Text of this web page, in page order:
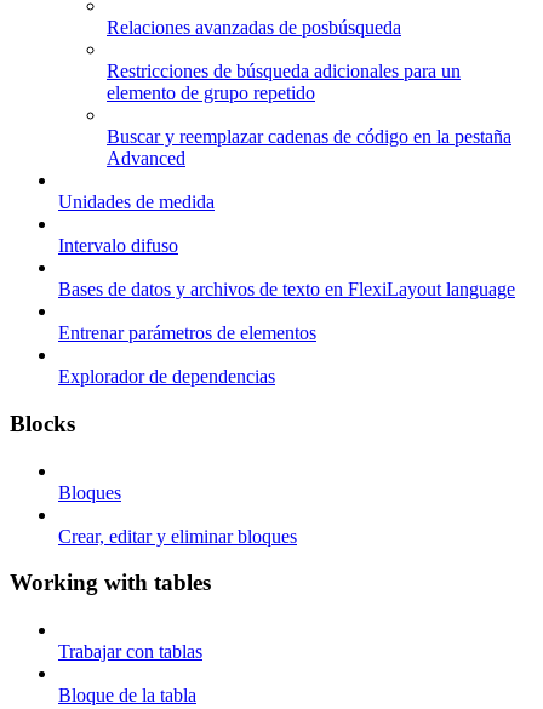
Relaciones avanzadas de posbúsqueda
Restricciones de búsqueda adicionales para un
elemento de grupo repetido
Buscar y reemplazar cadenas de código en la pestaña
Advanced
Unidades de medida
Intervalo difuso
Bases de datos y archivos de texto en FlexiLayout language
Entrenar parámetros de elementos
Explorador de dependencias
Blocks
Bloques
Crear, editar y eliminar bloques
Working with tables
Trabajar con tablas
Bloque de la tabla